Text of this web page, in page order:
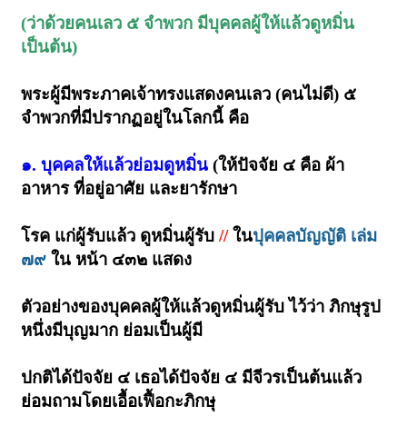
(ว่าด้วยคนเลว ๕ จำพวก มีบุคคลผู้ให้แล้วดูหมิ่น
เป็นต้น)
พระผู้มีพระภาคเจ้าทรงแสดงคนเลว (คนไม่ดี) ๕
จำพวกที่มีปรากฏอยู่ในโลกนี้ คือ
๑. บุคคลให้แล้วย่อมดูหมิ่น (ให้ปัจจัย ๔ คือ ผ้า
อาหาร ที่อยู่อาศัย และยารักษา
โรค แก่ผู้รับแล้ว ดูหมิ่นผู้รับ//ในปุคคลบัญญัติ เล่ม
๗๙ใน หน้า ๔๓๒ แสดง
ตัวอย่างของบุคคลผู้ให้แล้วดูหมิ่นผู้รับ ไว้ว่า ภิกษุรูป
หนึ่งมีบุญมาก ย่อมเป็นผู้มี
ปกติได้ปัจจัย ๔ เธอได้ปัจจัย ๔ มีจีวรเป็นต้นแล้ว
ย่อมถามโดยเอื้อเฟื้อกะภิกษุ